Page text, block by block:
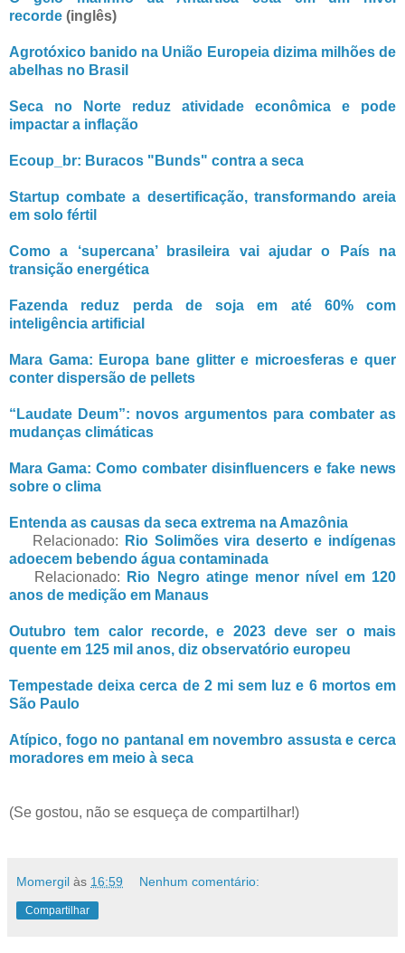
recorde (inglês)
Agrotóxico banido na União Europeia dizima milhões de
abelhas no Brasil
Seca no Norte reduz atividade econômica e pode
impactar a inflação
Ecoup_br: Buracos "Bunds" contra a seca
Startup combate a desertificação, transformando areia
em solo fértil
Como a ‘supercana’ brasileira vai ajudar o País na
transição energética
Fazenda reduz perda de soja em até 60% com
inteligência artificial
Mara Gama: Europa bane glitter e microesferas e quer
conter dispersão de pellets
“Laudate Deum”: novos argumentos para combater as
mudanças climáticas
Mara Gama: Como combater disinfluencers e fake news
sobre o clima
Entenda as causas da seca extrema na Amazônia
Relacionado:
Rio Solimões vira deserto e indígenas
adoecem bebendo água contaminada
Relacionado:
Rio Negro atinge menor nível em 120
anos de medição em Manaus
Outubro tem calor recorde, e 2023 deve ser o mais
quente em 125 mil anos, diz observatório europeu
Tempestade deixa cerca de 2 mi sem luz e 6 mortos em
São Paulo
Atípico, fogo no pantanal em novembro assusta e cerca
moradores em meio à seca
(Se gostou, não se esqueça de compartilhar!)
Momergil às 16:59 Nenhum comentário:
Compartilhar